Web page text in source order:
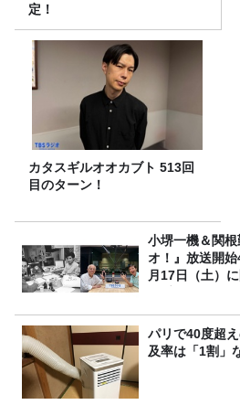
定！
カタスギルオオカブト 513回
目のターン！
小堺一機＆関
オ！』放送開
月17日（土）
パリで40度超
及率は「1割」